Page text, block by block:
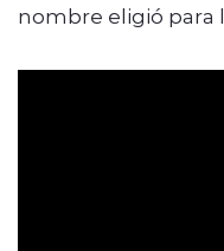
nombre eligió para